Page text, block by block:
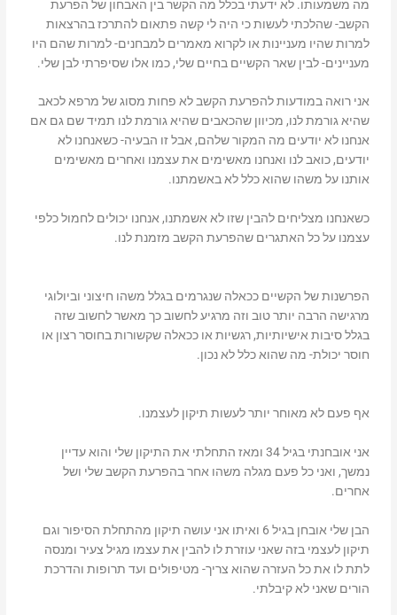
מה משמעותו. לא ידעתי בכלל מה הקשר בין האבחון של הפרעת
הקשב- שהלכתי לעשות כי היה לי קשה פתאום להתרכז בהרצאות
למרות שהיו מעניינות או לקרוא מאמרים למבחנים- למרות שהם היו
מעניינים- לבין שאר הקשיים בחיים שלי, כמו אלו שסיפרתי לבן שלי.
אני רואה במודעות להפרעת הקשב לא פחות מסוג של מרפא לכאב
שהיא גורמת לנו, מכיוון שהכאבים שהיא גורמת לנו תמיד שם גם אם
אנחנו לא יודעים מה המקור שלהם, אבל זו הבעיה- כשאנחנו לא
יודעים, כואב לנו ואנחנו מאשימים את עצמנו ואחרים מאשימים
אותנו על משהו שהוא כלל לא באשמתנו.
כשאנחנו מצליחים להבין שזו לא אשמתנו, אנחנו יכולים לחמול כלפי
עצמנו על כל האתגרים שהפרעת הקשב מזמנת לנו.
הפרשנות של הקשיים ככאלה שנגרמים בגלל משהו חיצוני וביולוגי
מרגישה הרבה יותר טוב וזה מרגיע לחשוב כך מאשר לחשוב שזה
בגלל סיבות אישיותיות, רגשיות או ככאלה שקשורות בחוסר רצון או
חוסר יכולת- מה שהוא כלל לא נכון.
אף פעם לא מאוחר יותר לעשות תיקון לעצמנו.
אני אובחנתי בגיל 34 ומאז התחלתי את התיקון שלי והוא עדיין
נמשך, ואני כל פעם מגלה משהו אחר בהפרעת הקשב שלי ושל
אחרים.
הבן שלי אובחן בגיל 6 ואיתו אני עושה תיקון מהתחלת הסיפור וגם
תיקון לעצמי בזה שאני עוזרת לו להבין את עצמו מגיל צעיר ומנסה
לתת לו את כל העזרה שהוא צריך- מטיפולים ועד תרופות והדרכת
הורים שאני לא קיבלתי.